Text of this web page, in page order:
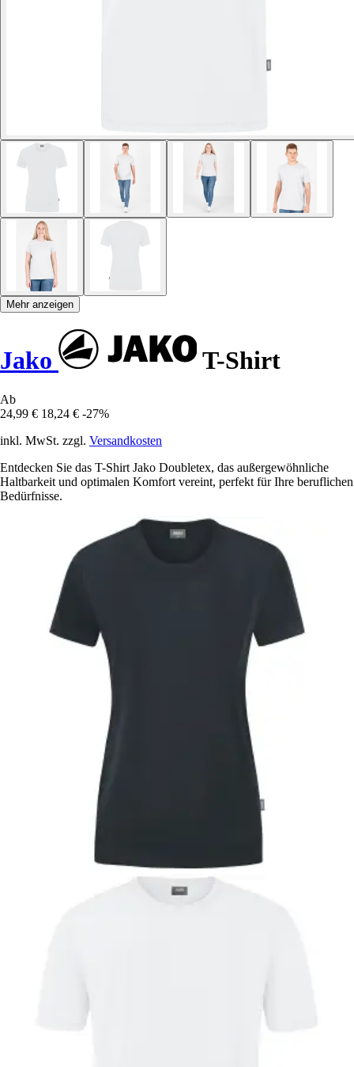
Mehr anzeigen
Jako T-Shirt
Ab
24,99 € 18,24 € -27%
inkl. MwSt. zzgl. Versandkosten
Entdecken Sie das T-Shirt Jako Doubletex, das außergewöhnliche
Haltbarkeit und optimalen Komfort vereint, perfekt für Ihre beruflichen
Bedürfnisse.